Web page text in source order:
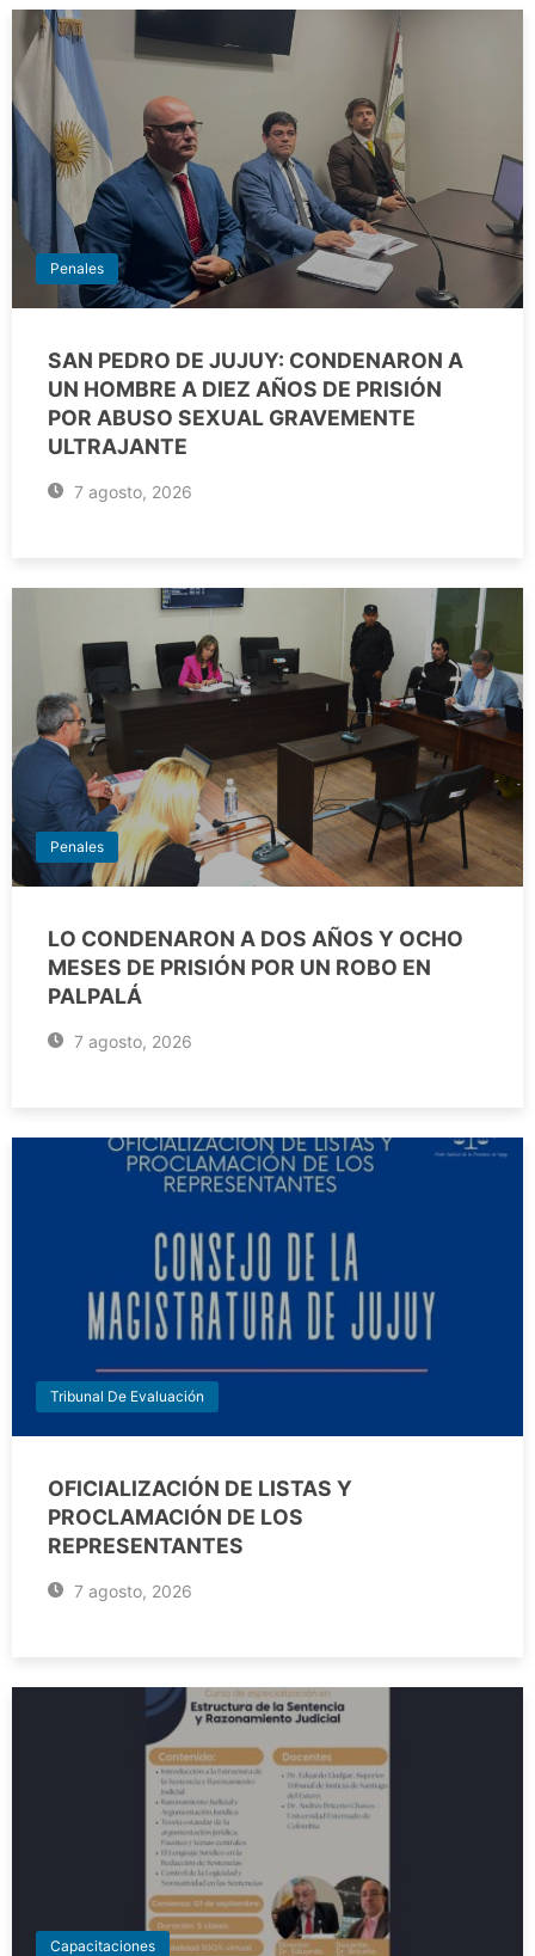
Penales
SAN PEDRO DE JUJUY: CONDENARON A
UN HOMBRE A DIEZ AÑOS DE PRISIÓN
POR ABUSO SEXUAL GRAVEMENTE
ULTRAJANTE
7 agosto, 2026
Penales
LO CONDENARON A DOS AÑOS Y OCHO
MESES DE PRISIÓN POR UN ROBO EN
PALPALÁ
7 agosto, 2026
Tribunal De Evaluación
OFICIALIZACIÓN DE LISTAS Y
PROCLAMACIÓN DE LOS
REPRESENTANTES
7 agosto, 2026
Capacitaciones